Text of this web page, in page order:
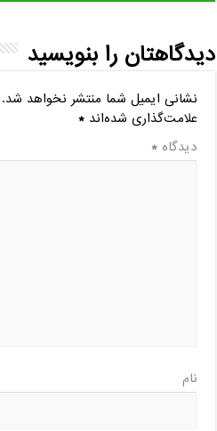
دیدگاهتان را بنویسید
نشانی ایمیل شما منتشر نخواهد شد.
علامت‌گذاری شده‌اند*
دیدگاه*
نام